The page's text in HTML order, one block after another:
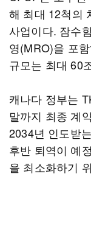
해 최대 12척의
사업이다. 잠수
영(MRO)을 포
규모는 최대 60
캐나다 정부는
말까지 최종 계
2034년 인도받
후반 퇴역이 예
을 최소화하기